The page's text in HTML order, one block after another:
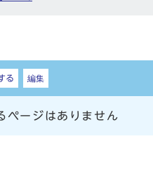
る 編集
ページはありません